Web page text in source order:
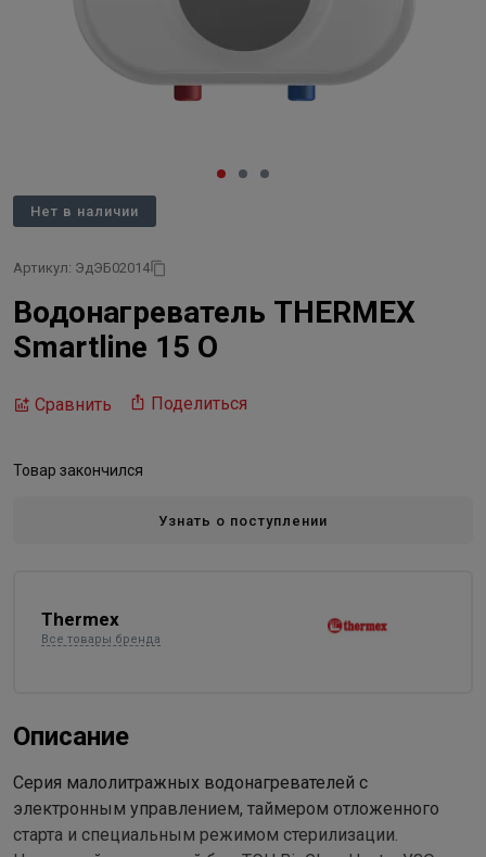
Нет в наличии
Артикул: ЭдЭБ02014
Водонагреватель THERMEX
Smartline 15 O
Сравнить Поделиться
Товар закончился
Узнать о поступлении
Thermex
Все товары бренда
Описание
Серия малолитражных водонагревателей с
электронным управлением, таймером отложенного
старта и специальным режимом стерилизации.